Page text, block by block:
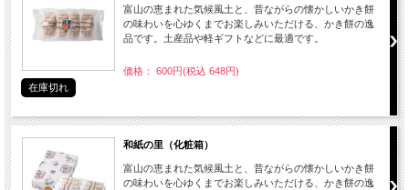
富山の恵まれた気候風土と、昔ながらの懐かしいかき餅
の味わいを心ゆくまでお楽しみいただける、かき餅の逸
品です。土産品や軽ギフトなどに最適です。
価格： 600円(税込 648円)
在庫切れ
和紙の里（化粧箱）
富山の恵まれた気候風土と、昔ながらの懐かしいかき餅
の味わいを心ゆくまでお楽しみいただける、かき餅の逸